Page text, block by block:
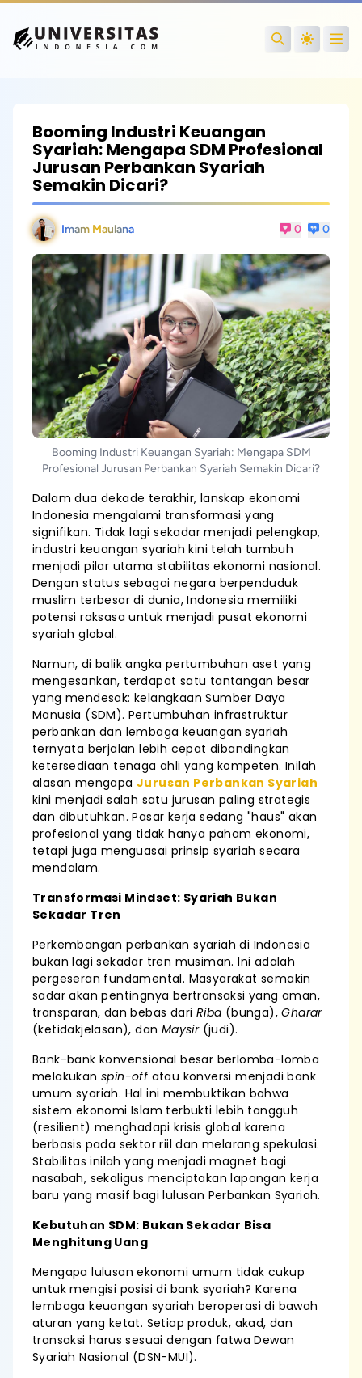
Search
Booming Industri Keuangan
Syariah: Mengapa SDM Profesional
Jurusan Perbankan Syariah
Semakin Dicari?
Imam Maulana 0 0
Booming Industri Keuangan Syariah: Mengapa SDM
Profesional Jurusan Perbankan Syariah Semakin Dicari?
Dalam dua dekade terakhir, lanskap ekonomi
Indonesia mengalami transformasi yang
signifikan. Tidak lagi sekadar menjadi pelengkap,
industri keuangan syariah kini telah tumbuh
menjadi pilar utama stabilitas ekonomi nasional.
Dengan status sebagai negara berpenduduk
muslim terbesar di dunia, Indonesia memiliki
potensi raksasa untuk menjadi pusat ekonomi
syariah global.
Namun, di balik angka pertumbuhan aset yang
mengesankan, terdapat satu tantangan besar
yang mendesak: kelangkaan Sumber Daya
Manusia (SDM). Pertumbuhan infrastruktur
perbankan dan lembaga keuangan syariah
ternyata berjalan lebih cepat dibandingkan
ketersediaan tenaga ahli yang kompeten. Inilah
alasan mengapaJurusan Perbankan Syariah
kini menjadi salah satu jurusan paling strategis
dan dibutuhkan. Pasar kerja sedang "haus" akan
profesional yang tidak hanya paham ekonomi,
tetapi juga menguasai prinsip syariah secara
mendalam.
Transformasi Mindset: Syariah Bukan
Sekadar Tren
Perkembangan perbankan syariah di Indonesia
bukan lagi sekadar tren musiman. Ini adalah
pergeseran fundamental. Masyarakat semakin
sadar akan pentingnya bertransaksi yang aman,
transparan, dan bebas dari Riba (bunga),Gharar
(ketidakjelasan), dan Maysir(judi).
Bank-bank konvensional besar berlomba-lomba
melakukanspin-offatau konversi menjadi bank
umum syariah. Hal ini membuktikan bahwa
sistem ekonomi Islam terbukti lebih tangguh
(resilient) menghadapi krisis global karena
berbasis pada sektor riil dan melarang spekulasi.
Stabilitas inilah yang menjadi magnet bagi
nasabah, sekaligus menciptakan lapangan kerja
baru yang masif bagi lulusan Perbankan Syariah.
Kebutuhan SDM: Bukan Sekadar Bisa
Menghitung Uang
Mengapa lulusan ekonomi umum tidak cukup
untuk mengisi posisi di bank syariah? Karena
lembaga keuangan syariah beroperasi di bawah
aturan yang ketat. Setiap produk, akad, dan
transaksi harus sesuai dengan fatwa Dewan
Syariah Nasional (DSN-MUI).